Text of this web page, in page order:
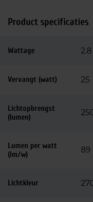
Product specificaties
Wattage 2.8
Vervangt (watt) 25
Lichtopbrengst
(lumen)
Lumen per watt
(lm/w)
89
Lichtkleur